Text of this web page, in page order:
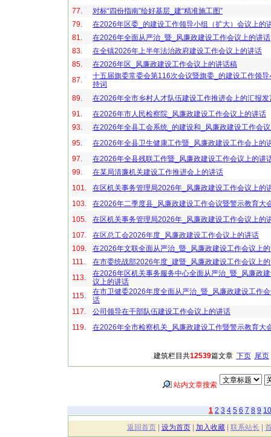
77.
对标“四份指南”绘好基层_建“精准施工图”
79.
在2026年区委_的建设工作领导小组（扩大）会议上的
81.
在2026年全面从严治_暨_风廉政建设工作会议上的讲话
83.
在全镇2026年上半年法治政府建设工作会议上的讲话
85.
在2026年区_风廉政建设工作会议上的讲话稿
87.
十五届旗委常委会第116次会议暨旗委_的建设工作领
持词
89.
在2026年全市乡村人才队伍建设工作推进会上的汇报发
91.
在2026年市人民检察院_风廉政建设工作会议上的讲话
93.
在2026年全县工会系统_的建设和_风廉政建设工作会
95.
在2026年全县卫生健康工作暨_风廉政建设工作会上的
97.
在2026年全县残联工作暨_风廉政建设工作会议上的讲
99.
在某局清廉机关建设工作推进会上的讲话
101.
在区机关事务管理局2026年_风廉政建设工作会议上的
103.
在2026年二季度县_风廉政建设工作会议暨警示教育大
105.
在区机关事务管理局2026年_风廉政建设工作会议上的
107.
在区总工会2026年度_风廉政建设工作会议上的讲话
109.
在2026年文联全面从严治_暨_风廉政建设工作会议上
111.
在市委统战部2026年度_建暨_风廉政建设工作会议上
113.
在2026年区机关事务服务中心全面从严治_暨_风廉政
议上的讲话
115.
在市卫健委2026年度全面从严治_暨_风廉政建设工作
话
117.
公司领导在干部队伍建设工作会议上的讲话
119.
在2026年全市检察机关_风廉政建设工作暨警示教育大
建筑栏目共12539篇文章 下页 尾页
站内文章搜索
1 2 3 4 5 6 7 8 9 10
返回首页| 设为首页| 加入收藏| 联系站长